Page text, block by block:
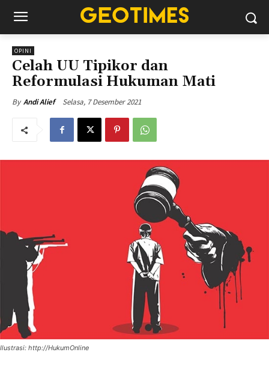
OPINI
Celah UU Tipikor dan
Reformulasi Hukuman Mati
By Andi Alief Selasa, 7 Desember 2021
Ilustrasi: http://HukumOnline